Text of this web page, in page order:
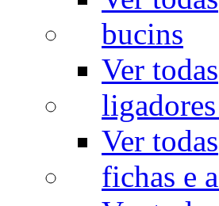
bucins
Ver todas
Ver todas
fichas e